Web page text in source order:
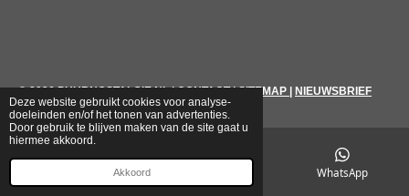
Deze website gebruikt cookies voor analyse-
doeleinden en/of het tonen van advertenties.
Door gebruik te blijven maken van de site gaat u
hiermee akkoord.
Akkoord
© 2026 PUURNOSTALGIE.NL|CONTACT|SITEMAP NIEUWSBRIEF
WhatsApp